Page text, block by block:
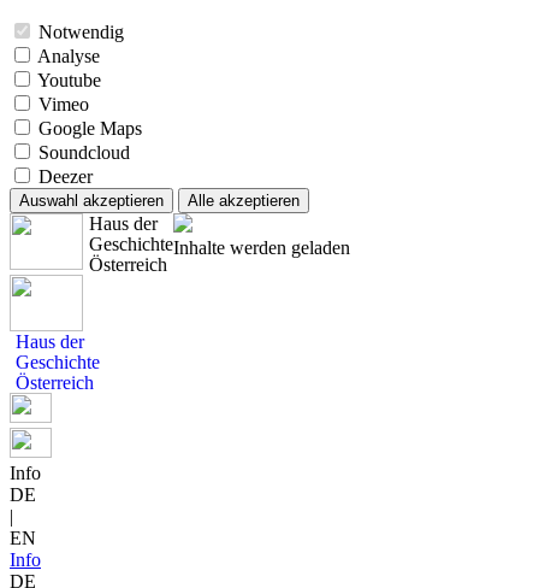
Notwendig
Analyse
Youtube
Vimeo
Google Maps
Soundcloud
Deezer
Auswahl akzeptieren Alle akzeptieren
Haus der
Geschichte
Österreich
Inhalte werden geladen
Haus der
Geschichte
Österreich
Info
DE
|
EN
Info
DE